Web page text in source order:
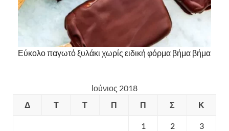
Εύκολο παγωτό ξυλάκι χωρίς ειδική φόρμα βήμα βήμα
Ιούνιος 2018
Δ
Τ Τ Π Π Σ Κ
1 2 3